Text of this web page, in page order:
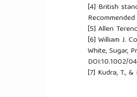
[4] British
[5] Allen
[6] William J.
White, Sugar,
DOI:10.1002/
[7] Kudra, T.,